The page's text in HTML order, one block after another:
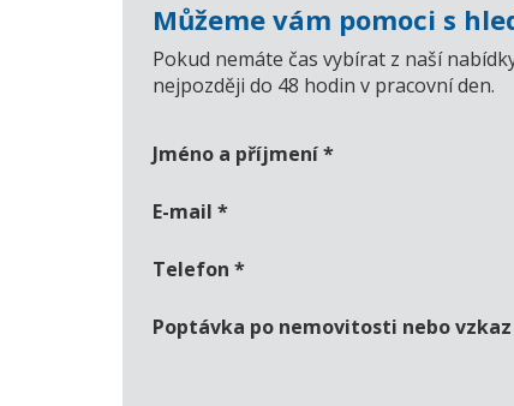
Můžeme vám pomoci s
Pokud nemáte čas vybírat z naší
nejpozději do 48 hodin v pracovní den.
Jméno a příjmení*
E-mail *
Telefon *
Poptávka po nemovitosti nebo vzkaz